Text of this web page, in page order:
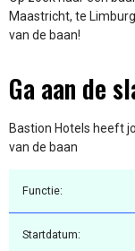
Maastricht, te
van de baan!
Ga aan de
Bastion Hotels heeft
van de baan
Functie:
Startdatum: